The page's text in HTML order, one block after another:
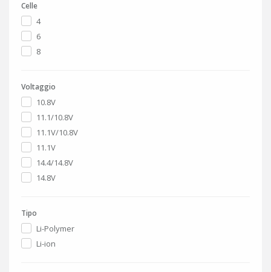
Celle
4
6
8
Voltaggio
10.8V
11.1/10.8V
11.1V/10.8V
11.1V
14.4/14.8V
14.8V
Tipo
Li-Polymer
Li-ion